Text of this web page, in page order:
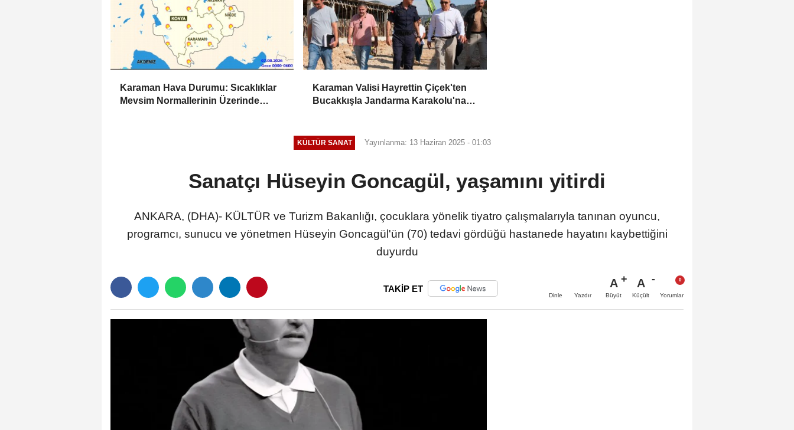
Karaman Hava Durumu: Sıcaklıklar
Mevsim Normallerinin Üzerinde
Karaman Valisi Hayrettin Çiçek'ten
Bucakkışla Jandarma Karakolu'na
KÜLTÜR SANAT Yayınlanma: 13 Haziran 2025 - 01:03
Sanatçı Hüseyin Goncagül, yaşamını yitirdi
ANKARA, (DHA)- KÜLTÜR ve Turizm Bakanlığı, çocuklara yönelik tiyatro çalışmalarıyla tanınan oyuncu,
programcı, sunucu ve yönetmen Hüseyin Goncagül'ün (70) tedavi gördüğü hastanede hayatını kaybettiğini
duyurdu
TAKİP ET
Dinle Yazdır
A
Büyüt
A
Küçült Yorumlar